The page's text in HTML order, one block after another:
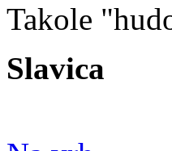
Takole
Slavica